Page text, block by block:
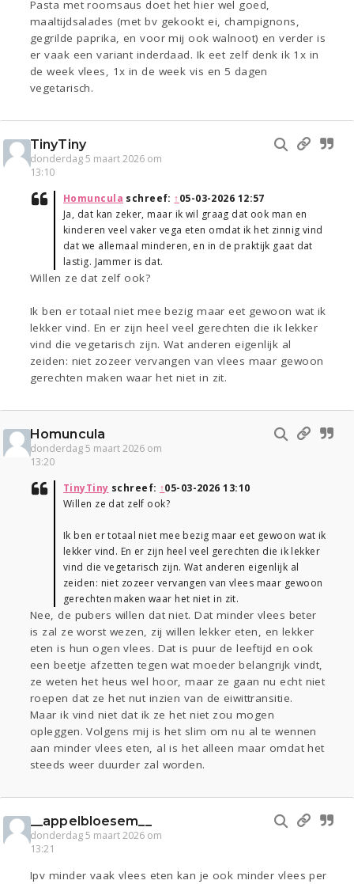
Pasta met roomsaus doet het hier wel goed,
maaltijdsalades (met bv gekookt ei, champignons,
gegrilde paprika, en voor mij ook walnoot) en verder is
er vaak een variant inderdaad. Ik eet zelf denk ik 1x in
de week vlees, 1x in de week vis en 5 dagen
vegetarisch.
TinyTiny
donderdag 5 maart 2026 om
13:10
Homuncula schreef: ↑05-03-2026 12:57
Ja, dat kan zeker, maar ik wil graag dat ook man en
kinderen veel vaker vega eten omdat ik het zinnig vind
dat we allemaal minderen, en in de praktijk gaat dat
lastig. Jammer is dat.
Willen ze dat zelf ook?
Ik ben er totaal niet mee bezig maar eet gewoon wat ik
lekker vind. En er zijn heel veel gerechten die ik lekker
vind die vegetarisch zijn. Wat anderen eigenlijk al
zeiden: niet zozeer vervangen van vlees maar gewoon
gerechten maken waar het niet in zit.
Homuncula
donderdag 5 maart 2026 om
13:20
TinyTiny schreef: ↑05-03-2026 13:10
Willen ze dat zelf ook?
Ik ben er totaal niet mee bezig maar eet gewoon wat ik
lekker vind. En er zijn heel veel gerechten die ik lekker
vind die vegetarisch zijn. Wat anderen eigenlijk al
zeiden: niet zozeer vervangen van vlees maar gewoon
gerechten maken waar het niet in zit.
Nee, de pubers willen dat niet. Dat minder vlees beter
is zal ze worst wezen, zij willen lekker eten, en lekker
eten is hun ogen vlees. Dat is puur de leeftijd en ook
een beetje afzetten tegen wat moeder belangrijk vindt,
ze weten het heus wel hoor, maar ze gaan nu echt niet
roepen dat ze het nut inzien van de eiwittransitie.
Maar ik vind niet dat ik ze het niet zou mogen
opleggen. Volgens mij is het slim om nu al te wennen
aan minder vlees eten, al is het alleen maar omdat het
steeds weer duurder zal worden.
__appelbloesem__
donderdag 5 maart 2026 om
13:21
Ipv minder vaak vlees eten kan je ook minder vlees per